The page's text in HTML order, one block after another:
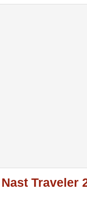
Traveler